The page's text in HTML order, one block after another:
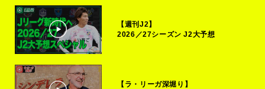
【週刊J2】
2026／27シーズン J2大予想
【ラ・リーガ深堀り】